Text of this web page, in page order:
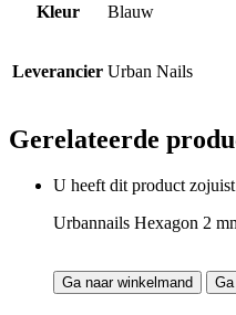
Kleur Blauw
Leverancier Urban Nails
Gerelateerde
U heeft dit product
Urbannails Hexagon 2
Ga naar winkelmand